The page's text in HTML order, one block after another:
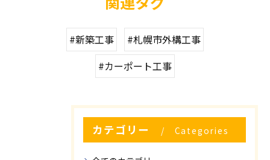
#新築工事
#札幌市外構工事
#カーポート工事
カテゴリー Categories